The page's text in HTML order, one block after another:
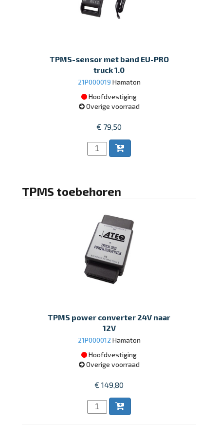
TPMS-sensor met band EU-PRO
truck 1.0
21P000019 Hamaton
Hoofdvestiging
Overige voorraad
€ 79,50
TPMS toebehoren
TPMS power converter 24V naar
12V
21P000012 Hamaton
Hoofdvestiging
Overige voorraad
€ 149,80